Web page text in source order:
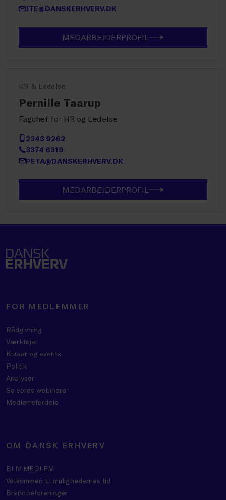
JTE@DANSKERHVERV.DK
MEDARBEJDERPROFIL
HR & Ledelse
Pernille Taarup
Fagchef for HR og Ledelse
2343 9262
3374 6319
PETA@DANSKERHVERV.DK
MEDARBEJDERPROFIL
FOR MEDLEMMER
Rådgivning
Værktøjer
Kurser og events
Politik
Analyser
Se vores webinarer
Medlemsfordele
OM DANSK ERHVERV
BLIV MEDLEM
Velkommen til mulighedernes tid
Brancheforeninger